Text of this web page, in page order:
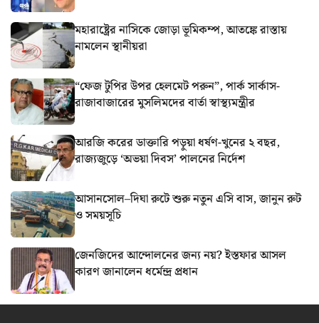
মহারাষ্ট্রের নাসিকে জোড়া ভূমিকম্প, আতঙ্কে রাস্তায়
নামলেন স্থানীয়রা
“ফেজ টুপির উপর হেলমেট পরুন”, পার্ক সার্কাস-
রাজাবাজারের মুসলিমদের বার্তা স্বাস্থ্যমন্ত্রীর
আরজি করের ডাক্তারি পড়ুয়া ধর্ষণ-খুনের ২ বছর,
রাজ্যজুড়ে ‘অভয়া দিবস’ পালনের নির্দেশ
আসানসোল–দিঘা রুটে শুরু নতুন এসি বাস, জানুন রুট
ও সময়সূচি
জেনজিদের আন্দোলনের জন্য নয়? ইস্তফার আসল
কারণ জানালেন ধর্মেন্দ্র প্রধান